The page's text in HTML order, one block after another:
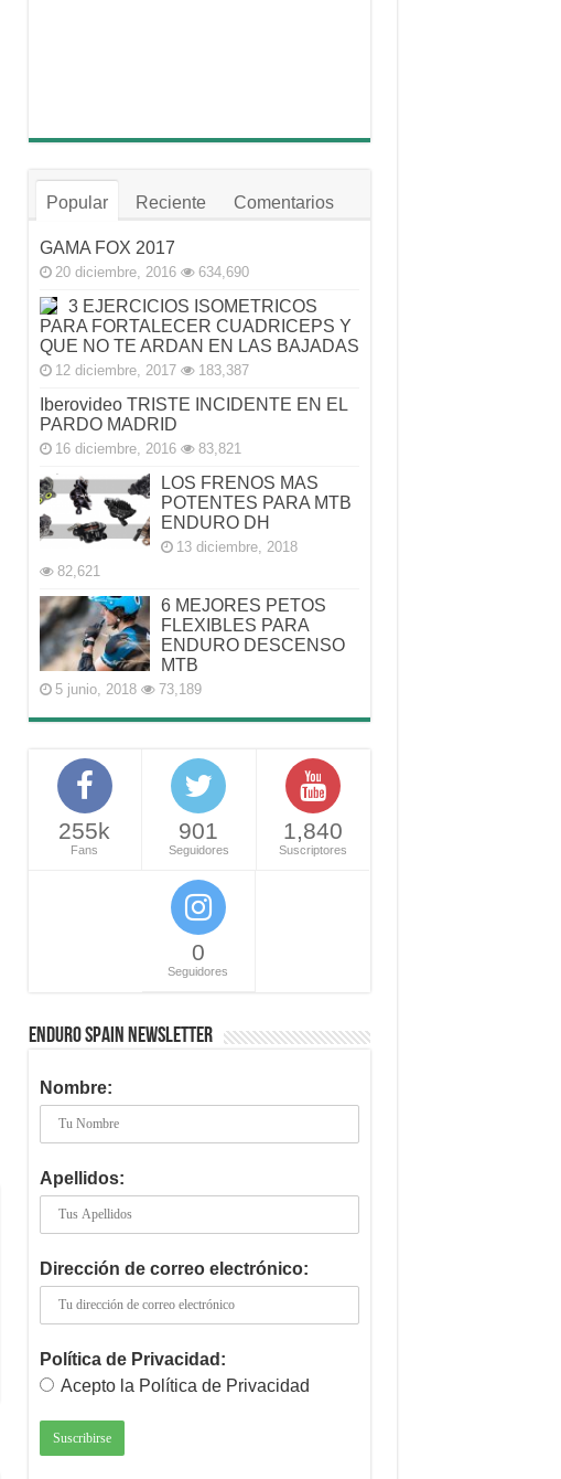
Popular Reciente Comentarios
GAMA FOX 2017
20 diciembre, 2016 634,690
3 EJERCICIOS ISOMETRICOS
PARA FORTALECER CUADRICEPS Y
QUE NO TE ARDAN EN LAS BAJADAS
12 diciembre, 2017 183,387
Iberovideo TRISTE INCIDENTE EN EL
PARDO MADRID
16 diciembre, 2016 83,821
LOS FRENOS MAS
POTENTES PARA MTB
ENDURO DH
13 diciembre, 2018
82,621
6 MEJORES PETOS
FLEXIBLES PARA
ENDURO DESCENSO
MTB
5 junio, 2018 73,189
255k
Fans
901
Seguidores
1,840
Suscriptores
0
Seguidores
ENDURO SPAIN NEWSLETTER
Nombre:
Apellidos:
Dirección de correo electrónico:
Política de Privacidad:
Acepto la Política de Privacidad